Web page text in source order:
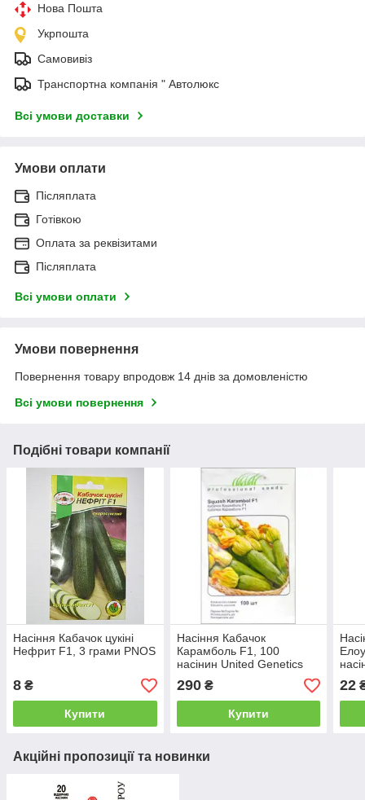
Нова Пошта
Укрпошта
Самовивіз
Транспортна компанія " Автолюкс
Всі умови доставки
Умови оплати
Післяплата
Готівкою
Оплата за реквізитами
Післяплата
Всі умови оплати
Умови повернення
Повернення товару впродовж 14 днів за домовленістю
Всі умови повернення
Подібні товари компанії
Насіння Кабачок цукіні
Нефрит F1, 3 грами PNOS
8 ₴
Купити
Насіння Кабачок
Карамболь F1, 100
насінин United Genetics
Професійне Насіння
290₴
Купити
22
Акційні пропозиції та новинки